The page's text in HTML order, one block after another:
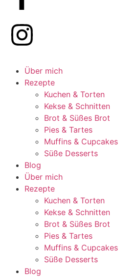
Über mich
Rezepte
Kuchen & Torten
Kekse & Schnitten
Brot & Süßes Brot
Pies & Tartes
Muffins & Cupcakes
Süße Desserts
Blog
Über mich
Rezepte
Kuchen & Torten
Kekse & Schnitten
Brot & Süßes Brot
Pies & Tartes
Muffins & Cupcakes
Süße Desserts
Blog